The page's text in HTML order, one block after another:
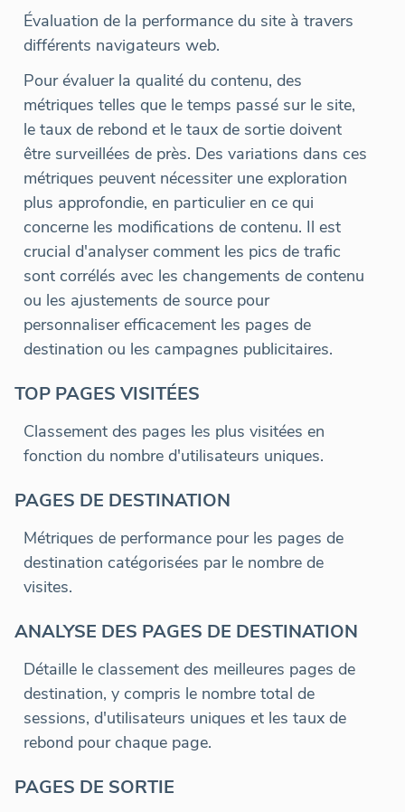
Évaluation de la performance du site à travers
différents navigateurs web.
Pour évaluer la qualité du contenu, des
métriques telles que le temps passé sur le site,
le taux de rebond et le taux de sortie doivent
être surveillées de près. Des variations dans ces
métriques peuvent nécessiter une exploration
plus approfondie, en particulier en ce qui
concerne les modifications de contenu. Il est
crucial d'analyser comment les pics de trafic
sont corrélés avec les changements de contenu
ou les ajustements de source pour
personnaliser efficacement les pages de
destination ou les campagnes publicitaires.
TOP PAGES VISITÉES
Classement des pages les plus visitées en
fonction du nombre d'utilisateurs uniques.
PAGES DE DESTINATION
Métriques de performance pour les pages de
destination catégorisées par le nombre de
visites.
ANALYSE DES PAGES DE DESTINATION
Détaille le classement des meilleures pages de
destination, y compris le nombre total de
sessions, d'utilisateurs uniques et les taux de
rebond pour chaque page.
PAGES DE SORTIE